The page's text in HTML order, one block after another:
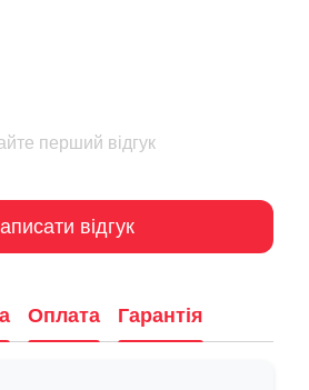
перший відгук
відгук
Оплата Гарантія